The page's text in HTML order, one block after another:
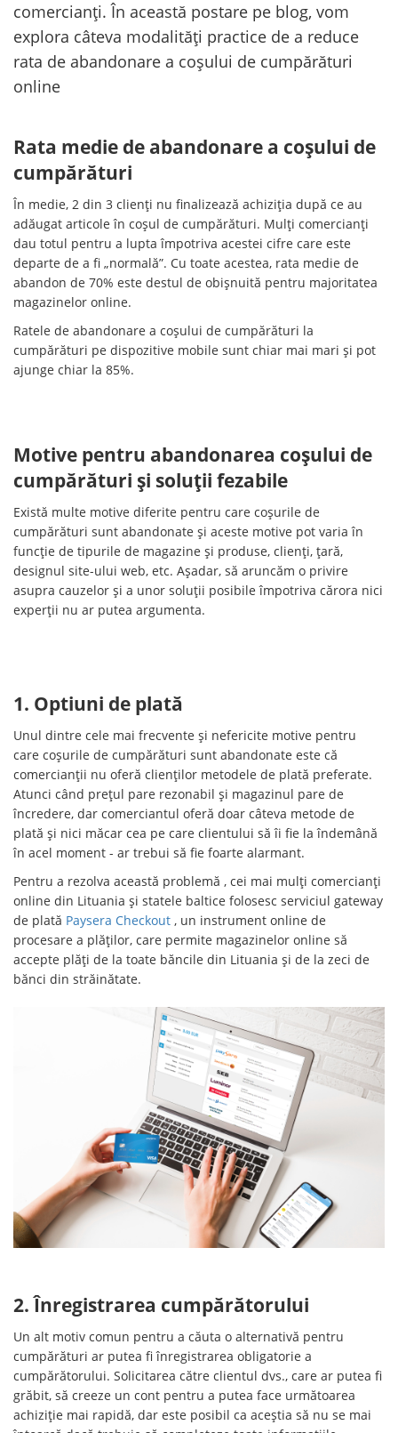
comercianți. În această postare pe blog, vom
explora câteva modalități practice de a reduce
rata de abandonare a coșului de cumpărături
online
Rata medie de abandonare a coșului de
cumpărături
În medie, 2 din 3 clienți nu finalizează achiziția după ce au
adăugat articole în coșul de cumpărături. Mulți comercianți
dau totul pentru a lupta împotriva acestei cifre care este
departe de a fi „normală”. Cu toate acestea, rata medie de
abandon de 70% este destul de obișnuită pentru majoritatea
magazinelor online.
Ratele de abandonare a coșului de cumpărături la
cumpărături pe dispozitive mobile sunt chiar mai mari și pot
ajunge chiar la 85%.
Motive pentru abandonarea coșului de
cumpărături și soluții fezabile
Există multe motive diferite pentru care coșurile de
cumpărături sunt abandonate și aceste motive pot varia în
funcție de tipurile de magazine și produse, clienți, țară,
designul site-ului web, etc. Așadar, să aruncăm o privire
asupra cauzelor și a unor soluții posibile împotriva cărora nici
experții nu ar putea argumenta.
1. Optiuni de plată
Unul dintre cele mai frecvente și nefericite motive pentru
care coșurile de cumpărături sunt abandonate este că
comercianții nu oferă clienților metodele de plată preferate.
Atunci când prețul pare rezonabil și magazinul pare de
încredere, dar comerciantul oferă doar câteva metode de
plată și nici măcar cea pe care clientului să îi fie la îndemână
în acel moment - ar trebui să fie foarte alarmant.
Pentru a rezolva această problemă , cei mai mulți comercianți
online din Lituania și statele baltice folosesc serviciul gateway
de plată Paysera Checkout , un instrument online de
procesare a plăților, care permite magazinelor online să
accepte plăți de la toate băncile din Lituania și de la zeci de
bănci din străinătate.
2. Înregistrarea cumpărătorului
Un alt motiv comun pentru a căuta o alternativă pentru
cumpărături ar putea fi înregistrarea obligatorie a
cumpărătorului. Solicitarea către clientul dvs., care ar putea fi
grăbit, să creeze un cont pentru a putea face următoarea
achiziție mai rapidă, dar este posibil ca aceștia să nu se mai